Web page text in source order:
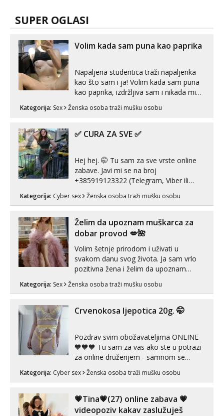
SUPER OGLASI
Volim kada sam puna kao paprika
Napaljena studentica traži napaljenka
kao što sam i ja! Volim kada sam puna
kao paprika, izdržljiva sam i nikada mi
puta dnevno bilo kad i bilo gdje zato se
link ispod i nadji me tamo, cekam te!
Kategorija: Sex Ženska osoba traži mušku osobu
✅ CURA ZA SVE ✅
Hej hej. 🤭 Tu sam za sve vrste online
zabave. Javi mi se na broj
+385919123322 (Telegram, Viber ili
Whatsapp). 🤙 NE javljaj se na uzivo.
Hvala.
Kategorija: Cyber sex Ženska osoba traži mušku osobu
Želim da upoznam muškarca za
dobar provod 💋🌺
Volim šetnje prirodom i uživati u
svakom danu svog života. Ja sam vrlo
pozitivna žena i želim da upoznam
može i nešto više.💋🌺 Klikni na link
Kategorija: Sex Ženska osoba traži mušku osobu
Crvenokosa ljepotica 20g. 🤭
Pozdrav svim obožavateljima ONLINE
🧡🧡🧡 Tu sam za vas ako ste u potrazi
za online druženjem - samnom se
možete zabaviti preko videopoziva, ili
ako vam nisam dovoljna radim i u paru i
😉 Radim i vruća tipkanja uz slike i hot
line pozive. Za vas sam pripremila ...
Kategorija: Cyber sex Ženska osoba traži mušku osobu
💗Tina💗(27) online zabava 💗
videopoziv kakav zaslužuješ